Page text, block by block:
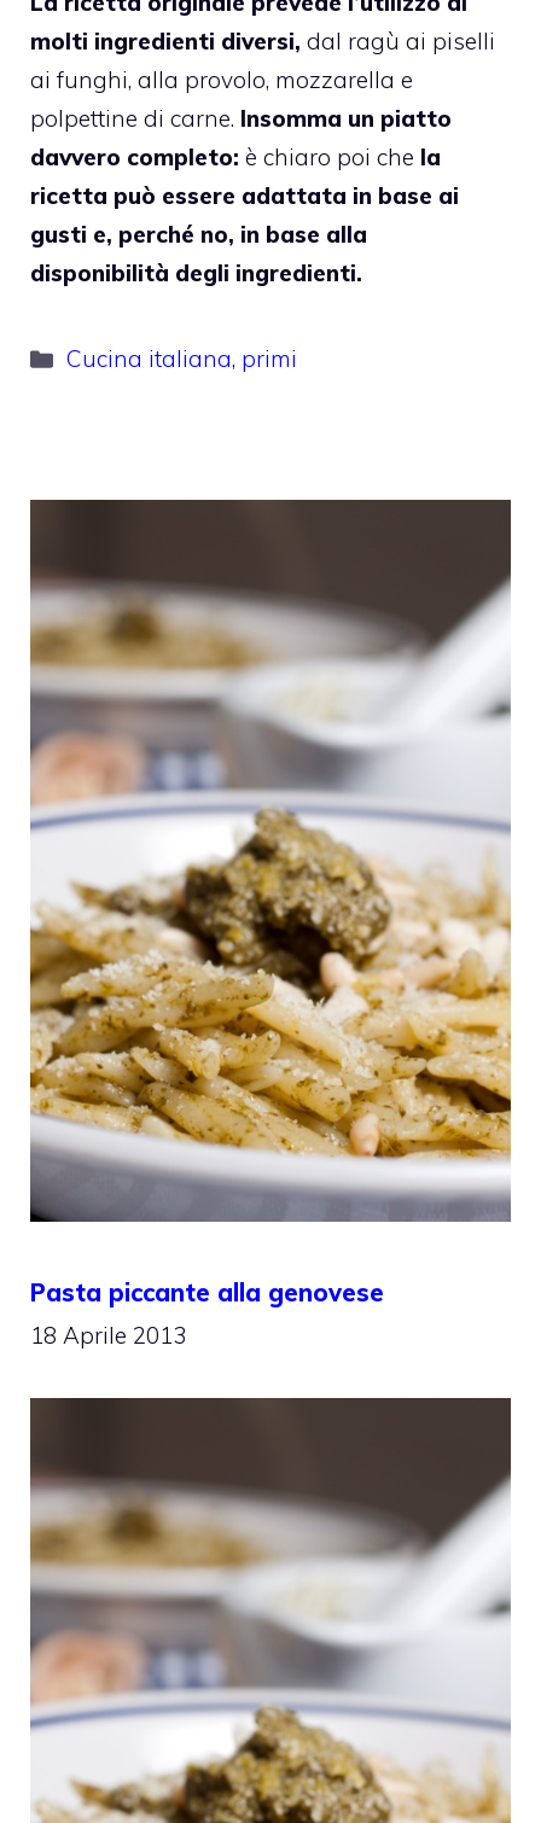
molti ingredienti diversi, dal ragù ai piselli
ai funghi, alla provolo, mozzarella e
polpettine di carne. Insomma un piatto
davvero completo: è chiaro poi che la
ricetta può essere adattata in base ai
gusti e, perché no, in base alla
disponibilità degli ingredienti.
Categorie
Cucina italiana, primi
Pasta piccante alla genovese
18 Aprile 2013